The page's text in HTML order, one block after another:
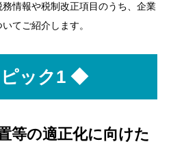
情報や税制改正項目のうち、企業
てご紹介します。
ック1 ◆
等の適正化に向けた